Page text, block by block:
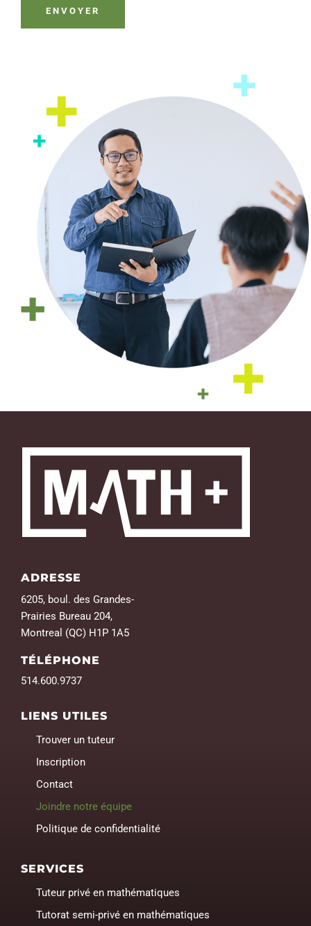
ENVOYER
ADRESSE
6205, boul. des Grandes-
Prairies Bureau 204,
Montreal (QC) H1P 1A5
TÉLÉPHONE
514.600.9737
LIENS UTILES
Trouver un tuteur
Inscription
Contact
Joindre notre équipe
Politique de confidentialité
SERVICES
Tuteur privé en mathématiques
Tutorat semi-privé en mathématiques